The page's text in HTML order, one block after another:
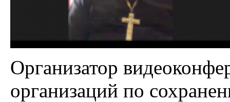
Организатор
организаций по